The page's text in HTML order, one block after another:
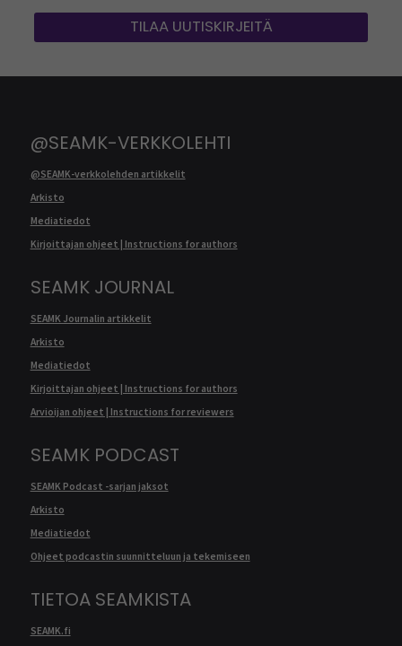
TILAA UUTISKIRJEITÄ
@SEAMK-VERKKOLEHTI
@SEAMK-verkkolehden artikkelit
Arkisto
Mediatiedot
Kirjoittajan ohjeet | Instructions for authors
SEAMK JOURNAL
SEAMK Journalin artikkelit
Arkisto
Mediatiedot
Kirjoittajan ohjeet | Instructions for authors
Arvioijan ohjeet | Instructions for reviewers
SEAMK PODCAST
SEAMK Podcast -sarjan jaksot
Arkisto
Mediatiedot
Ohjeet podcastin suunnitteluun ja tekemiseen
TIETOA SEAMKISTA
SEAMK.fi